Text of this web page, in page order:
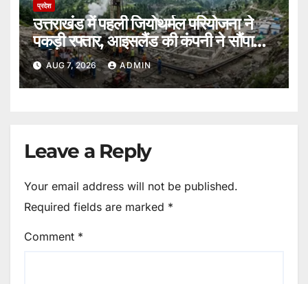
प्रदेश
उत्तराखंड में पहली जियोथर्मल परियोजना ने
पकड़ी रफ्तार, आइसलैंड की कंपनी ने सौंपा
ब्लूप्रिंट।
AUG 7, 2026 ADMIN
Leave a Reply
Your email address will not be published.
Required fields are marked *
Comment *